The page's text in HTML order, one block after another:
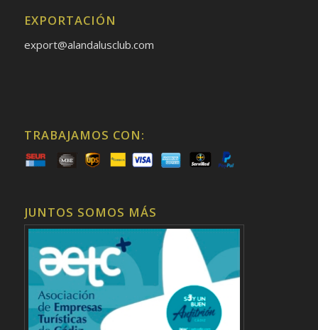
EXPORTACIÓN
export@alandalusclub.com
TRABAJAMOS CON:
JUNTOS SOMOS MÁS